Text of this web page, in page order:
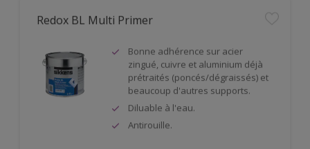
Redox BL Multi Primer
Bonne adhérence sur acier
zingué, cuivre et aluminium déjà
prétraités (poncés/dégraissés) et
beaucoup d'autres supports.
Diluable à l'eau.
Antirouille.